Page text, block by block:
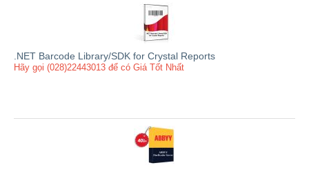
.NET Barcode Library/SDK for Crystal Reports
Hãy gọi (028)22443013 để có Giá Tốt Nhất